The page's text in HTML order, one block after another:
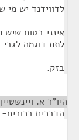
לדווידנד יש מי
אינני בטוח
לתת דוגמה
בזק.
היו"ר א. ויינשטיין
הדברים ברורים-